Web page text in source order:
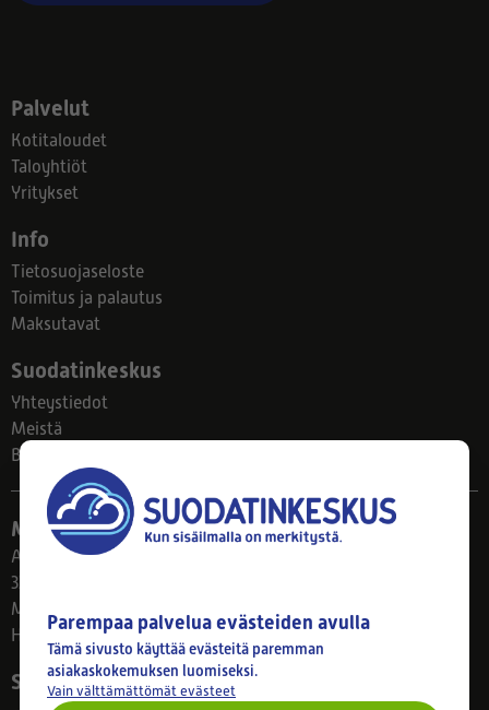
Palvelut
Kotitaloudet
Taloyhtiöt
Yritykset
Info
Tietosuojaseloste
Toimitus ja palautus
Maksutavat
Suodatinkeskus
Yhteystiedot
Meistä
Blogi
Myymälä
Ahlmanintie 61
33800 Tampere
Ma–Pe 8–17
Huom! Myymälän poikkeusaukiolot: 27.7.-21.8. klo 8-16
Seuraa meitä
Parempaa palvelua evästeiden avulla
Tämä sivusto käyttää evästeitä paremman
asiakaskokemuksen luomiseksi.
Vain välttämättömät evästeet